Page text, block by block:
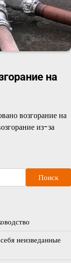
на
возгорание на
из-за
Поиск
неизведанные